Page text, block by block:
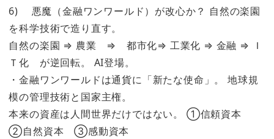
6) 悪魔（金融ワンワールド）が改心か？ 自然の楽園
を科学技術で造り直す。
自然の楽園 ⇒ 農業 ⇒ 都市化⇒ 工業化 ⇒ 金融 ⇒ Ｉ
Ｔ化 が逆回転。 AI登場。
・金融ワンワールドは通貨に「新たな使命」。 地球規
模の管理技術と国家主権。
本来の資産は人間世界だけではない。 ①信頼資本
②自然資本 ③感動資本